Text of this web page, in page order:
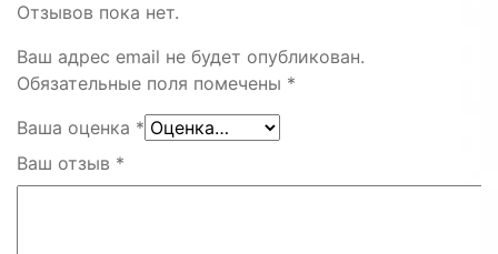
Отзывов пока нет.
Ваш адрес email не будет опубликован.
Обязательные поля помечены *
Ваша оценка *
Ваш отзыв *